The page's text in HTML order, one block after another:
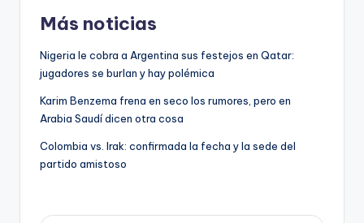
Más noticias
Nigeria le cobra a Argentina sus festejos en Qatar:
jugadores se burlan y hay polémica
Karim Benzema frena en seco los rumores, pero en
Arabia Saudí dicen otra cosa
Colombia vs. Irak: confirmada la fecha y la sede del
partido amistoso